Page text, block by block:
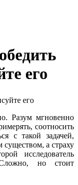
его
Разум мгновенно
соотносить
с такой задачей,
существом, а страху
исследователь
но стоит